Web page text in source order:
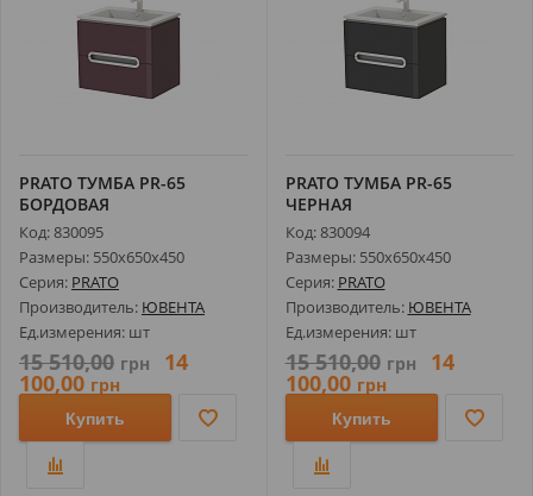
PRATO ТУМБА РR-65
БОРДОВАЯ
Код: 830095
Размеры: 550х650х450
Серия: PRATO
Производитель: ЮВЕНТА
Ед.измерения: шт
15 510,00 грн 14
100,00 грн
Купить
PRATO ТУМБА РR-65
ЧЕРНАЯ
Код: 830094
Размеры: 550х650х450
Серия: PRATO
Производитель: ЮВЕНТА
Ед.измерения: шт
15 510,00 грн 14
100,00 грн
Купить